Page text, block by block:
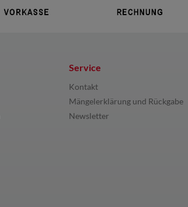
Service
Kontakt
Mängelerklärung und Rückgabe
Newsletter